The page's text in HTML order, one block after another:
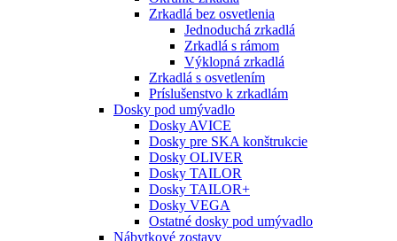
Zrkadlá bez osvetlenia
Jednoduchá zrkadlá
Zrkadlá s rámom
Výklopná zrkadlá
Zrkadlá s osvetlením
Príslušenstvo k zrkadlám
Dosky pod umývadlo
Dosky AVICE
Dosky pre SKA konštrukcie
Dosky OLIVER
Dosky TAILOR
Dosky TAILOR+
Dosky VEGA
Ostatné dosky pod umývadlo
Nábytkové zostavy